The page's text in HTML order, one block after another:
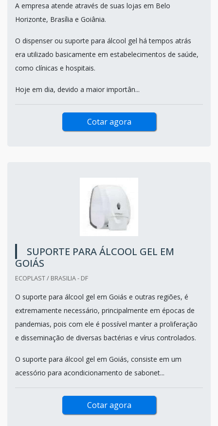
A empresa atende através de suas lojas em Belo
Horizonte, Brasília e Goiânia.
O dispenser ou suporte para álcool gel há tempos atrás
era utilizado basicamente em estabelecimentos de saúde,
como clínicas e hospitais.
Hoje em dia, devido a maior importân...
Cotar agora
SUPORTE PARA ÁLCOOL GEL EM
GOIÁS
ECOPLAST / BRASILIA - DF
O suporte para álcool gel em Goiás e outras regiões, é
extremamente necessário, principalmente em épocas de
pandemias, pois com ele é possível manter a proliferação
e disseminação de diversas bactérias e vírus controlados.
O suporte para álcool gel em Goiás, consiste em um
acessório para acondicionamento de sabonet...
Cotar agora